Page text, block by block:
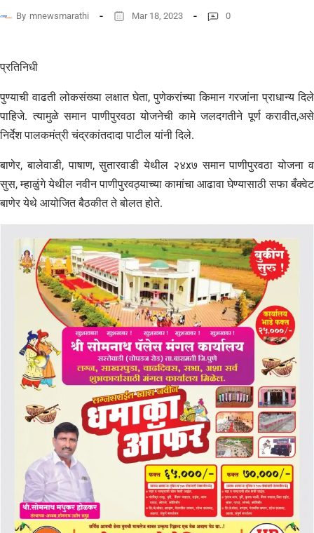
By mnewsmarathi Mar 18, 2023 0
प्रतिनिधी
पुण्याची वाढती लोकसंख्या लक्षात घेता, पुणेकरांच्या किमान गरजांना प्राधान्य दिले
पाहिजे. त्यामुळे समान पाणीपुरवठा योजनेची कामे जलदगतीने पूर्ण करावीत,असे
निर्देश पालकमंत्री चंद्रकांतदादा पाटील यांनी दिले.
बाणेर, बालेवाडी, पाषाण, सुतारवाडी येथील २४x७ समान पाणीपुरवठा योजना व
सुस, म्हाळुंगे येथील नवीन पाणीपुरवठ्याच्या कामांचा आढावा घेण्यासाठी सफा बँक्वेट
बाणेर येथे आयोजित बैठकीत ते बोलत होते.